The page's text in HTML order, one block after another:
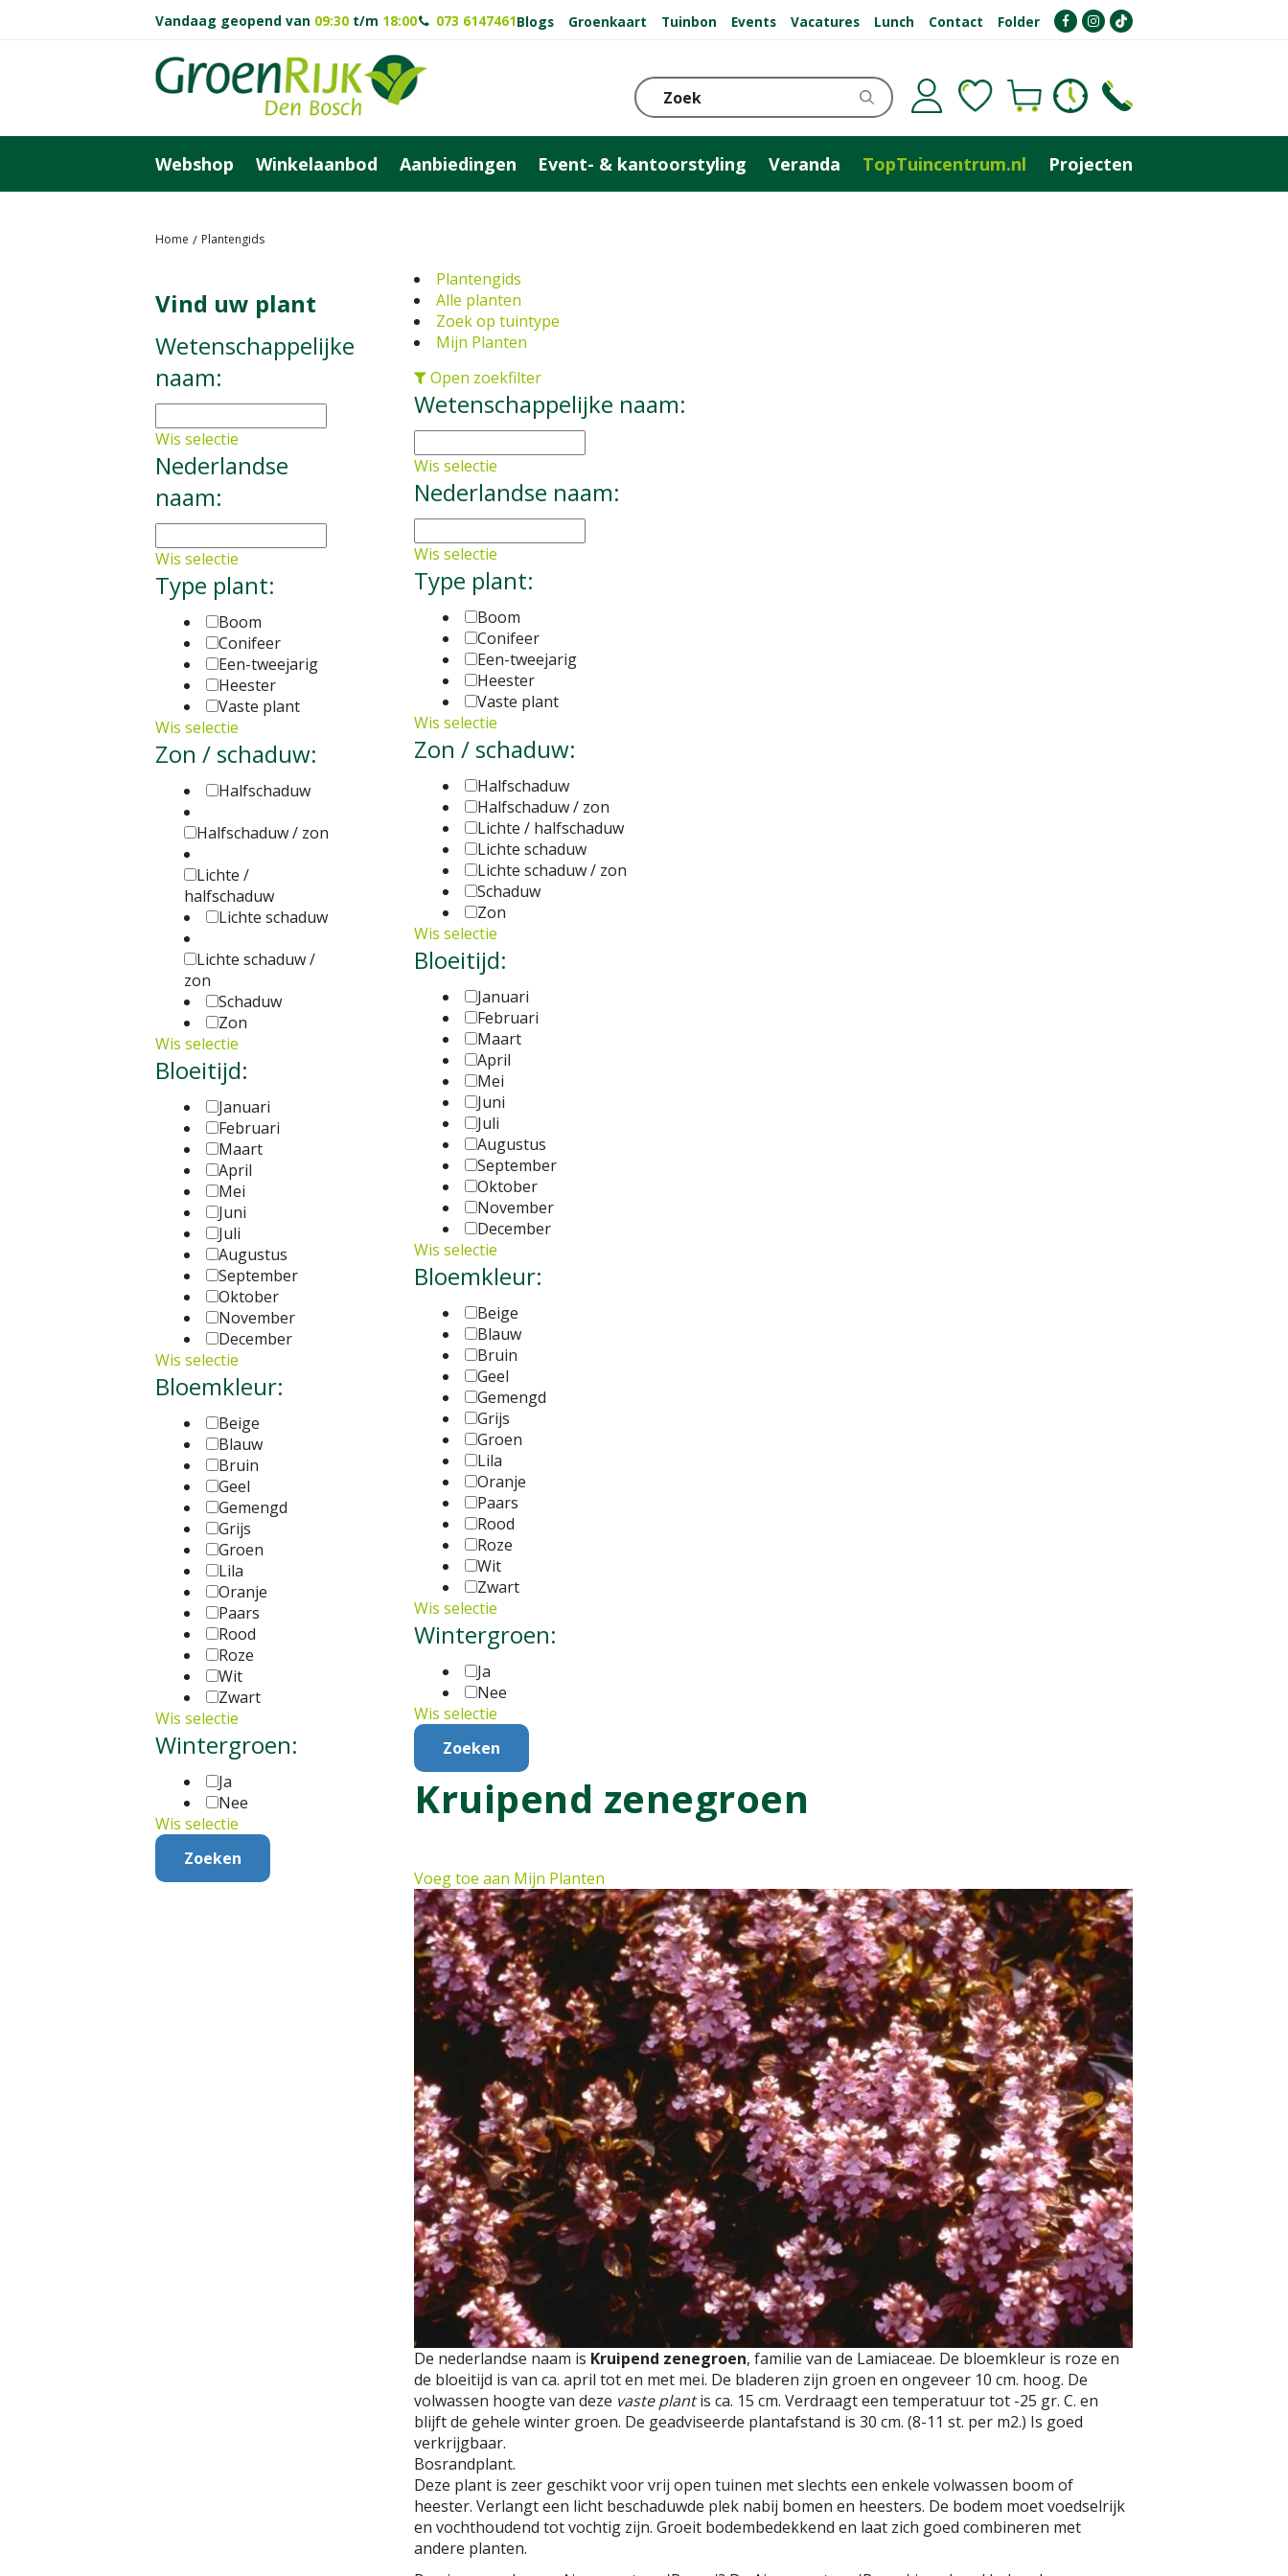
Home Plantengids
Vandaag geopend van 09:30 t/m 18:00 073 6147461Blogs Groenkaart Tuinbon Events Vacatures Lunch Contact Folder
Webshop Winkelaanbod Aanbiedingen Event- & kantoorstyling Veranda TopTuincentrum.nl Projecten
Plantengids
Alle planten
Zoek op tuintype
Mijn Planten
Open zoekfilter
Wetenschappelijke naam:
Wis selectie
Nederlandse naam:
Wis selectie
Type plant:
Boom
Conifeer
Een-tweejarig
Heester
Vaste plant
Wis selectie
Zon / schaduw:
Halfschaduw
Halfschaduw / zon
Lichte / halfschaduw
Lichte schaduw
Lichte schaduw / zon
Schaduw
Zon
Wis selectie
Bloeitijd:
Januari
Februari
Maart
April
Mei
Juni
Juli
Augustus
September
Oktober
November
December
Wis selectie
Bloemkleur:
Beige
Blauw
Bruin
Geel
Gemengd
Grijs
Groen
Lila
Oranje
Paars
Rood
Roze
Wit
Zwart
Wis selectie
Wintergroen:
Ja
Nee
Wis selectie
Kruipend zenegroen
Voeg toe aan Mijn Planten
De nederlandse naam is Kruipend zenegroen, familie van de Lamiaceae. De bloemkleur is roze en
de bloeitijd is van ca. april tot en met mei. De bladeren zijn groen en ongeveer 10 cm. hoog. De
volwassen hoogte van deze vaste plantis ca. 15 cm. Verdraagt een temperatuur tot -25 gr. C. en
blijft de gehele winter groen. De geadviseerde plantafstand is 30 cm. (8-11 st. per m2.) Is goed
verkrijgbaar.
Bosrandplant.
Deze plant is zeer geschikt voor vrij open tuinen met slechts een enkele volwassen boom of
heester. Verlangt een licht beschaduwde plek nabij bomen en heesters. De bodem moet voedselrijk
en vochthoudend tot vochtig zijn. Groeit bodembedekkend en laat zich goed combineren met
andere planten.
Vind uw plant
Wetenschappelijke
naam:
Wis selectie
Nederlandse
naam:
Wis selectie
Type plant:
Boom
Conifeer
Een-tweejarig
Heester
Vaste plant
Wis selectie
Zon / schaduw:
Halfschaduw
Halfschaduw / zon
Lichte /
halfschaduw
Lichte schaduw
Lichte schaduw /
zon
Schaduw
Zon
Wis selectie
Bloeitijd:
Januari
Februari
Maart
April
Mei
Juni
Juli
Augustus
September
Oktober
November
December
Wis selectie
Bloemkleur:
Beige
Blauw
Bruin
Geel
Gemengd
Grijs
Groen
Lila
Oranje
Paars
Rood
Roze
Wit
Zwart
Wis selectie
Wintergroen:
Ja
Nee
Wis selectie